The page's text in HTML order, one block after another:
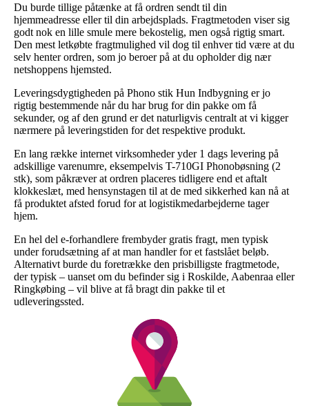
Du burde tillige påtænke at få ordren sendt til din
hjemmeadresse eller til din arbejdsplads. Fragtmetoden viser sig
godt nok en lille smule mere bekostelig, men også rigtig smart.
Den mest letkøbte fragtmulighed vil dog til enhver tid være at du
selv henter ordren, som jo beroer på at du opholder dig nær
netshoppens hjemsted.
Leveringsdygtigheden på Phono stik Hun Indbygning er jo
rigtig bestemmende når du har brug for din pakke om få
sekunder, og af den grund er det naturligvis centralt at vi kigger
nærmere på leveringstiden for det respektive produkt.
En lang række internet virksomheder yder 1 dags levering på
adskillige varenumre, eksempelvis T-710GI Phonobøsning (2
stk), som påkræver at ordren placeres tidligere end et aftalt
klokkeslæt, med hensynstagen til at de med sikkerhed kan nå at
få produktet afsted forud for at logistikmedarbejderne tager
hjem.
En hel del e-forhandlere frembyder gratis fragt, men typisk
under forudsætning af at man handler for et fastslået beløb.
Alternativt burde du foretrække den prisbilligste fragtmetode,
der typisk – uanset om du befinder sig i Roskilde, Aabenraa eller
Ringkøbing – vil blive at få bragt din pakke til et
udleveringssted.